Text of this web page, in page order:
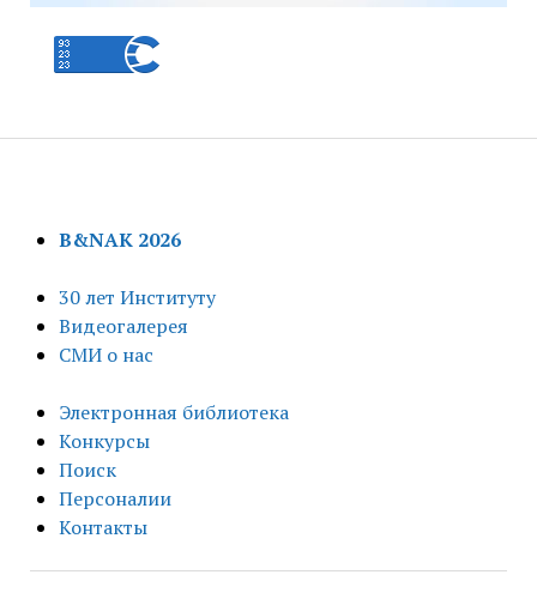
B&NAK 2026
30 лет Институту
Видеогалерея
СМИ о нас
Электронная библиотека
Конкурсы
Поиск
Персоналии
Контакты